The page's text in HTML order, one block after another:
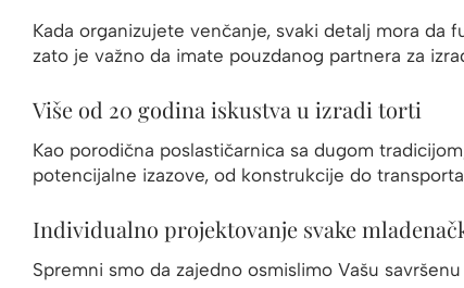
Kada organizujete venčanje, svaki detalj mora da
zato je važno da imate pouzdanog partnera za
Više od 20 godina iskustva u izradi torti
Kao porodična poslastičarnica sa dugom
potencijalne izazove, od konstrukcije do
Individualno projektovanje svake
Spremni smo da zajedno osmislimo Vašu